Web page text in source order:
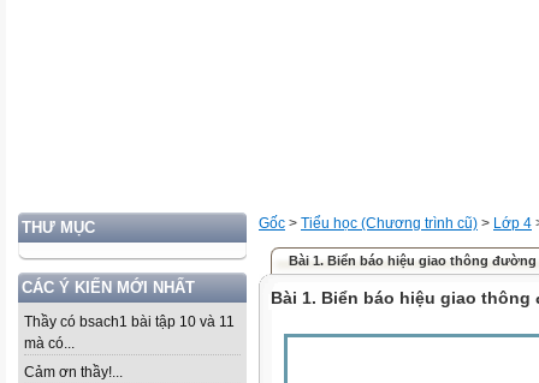
THƯ MỤC
CÁC Ý KIẾN MỚI NHẤT
Thầy có bsach1 bài tập 10 và 11
mà có...
Cảm ơn thầy!...
Gốc > Tiểu học (Chương trình cũ) > Lớp 4
Bài 1. Biển báo hiệu giao thông đường
Bài 1. Biển báo hiệu giao